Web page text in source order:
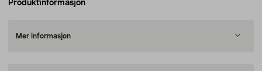
Produktinformasjon
Mer informasjon